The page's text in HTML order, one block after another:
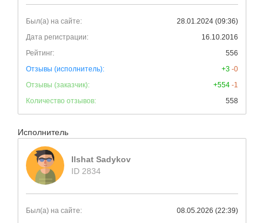
Был(а) на сайте:
28.01.2024 (09:36)
Дата регистрации:
16.10.2016
Рейтинг:
556
Отзывы (исполнитель):
+3 -0
Отзывы (заказчик):
+554 -1
Количество отзывов:
558
Исполнитель
Ilshat Sadykov
ID 2834
Был(а) на сайте:
08.05.2026 (22:39)